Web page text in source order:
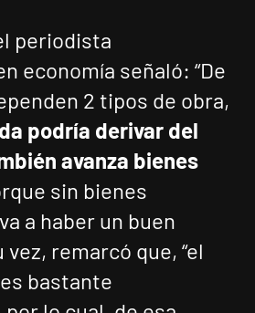
periodista
economía señaló: “De
2 tipos de obra,
podría derivar del
avanza bienes
sin bienes
a haber un buen
vez, remarcó que, “el
bastante